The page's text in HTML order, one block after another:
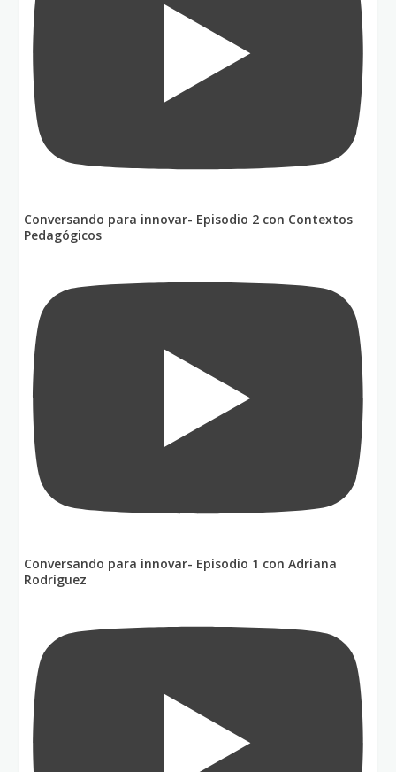
Conversando para innovar- Episodio 2 con Contextos
Pedagógicos
Conversando para innovar- Episodio 1 con Adriana
Rodríguez